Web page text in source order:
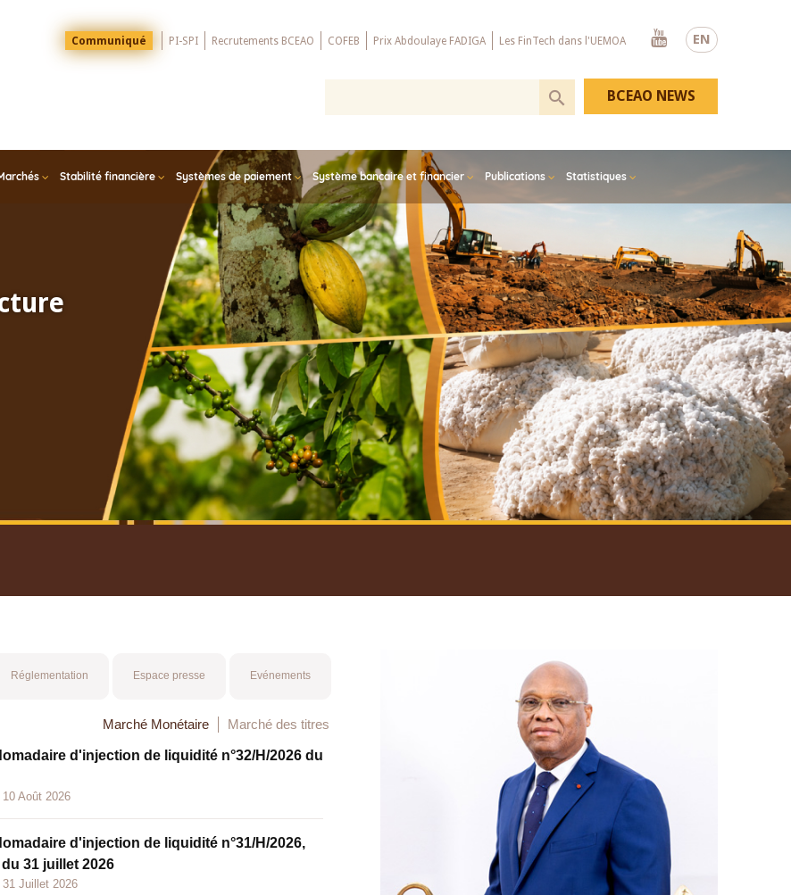
EN
Menu
Top
Communiqué PI-SPI Recrutements BCEAO COFEB Prix Abdoulaye FADIGA Les FinTech dans l'UEMOA
Youtube
Stabilité financière Systèmes de paiement Système bancaire et financier Publications Statistiques
BCEAO NEWS
Réglementation Espace presse Evénements
Marché Monétaire Marché des titres
d'injection de liquidité n°32/H/2026 du
Août 2026
d'injection de liquidité n°31/H/2026,
31 juillet 2026
Juillet 2026